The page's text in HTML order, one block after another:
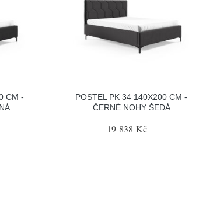
CM -
POSTEL PK 34 140X200 CM -
ČERNÉ NOHY ŠEDÁ
19 838 Kč